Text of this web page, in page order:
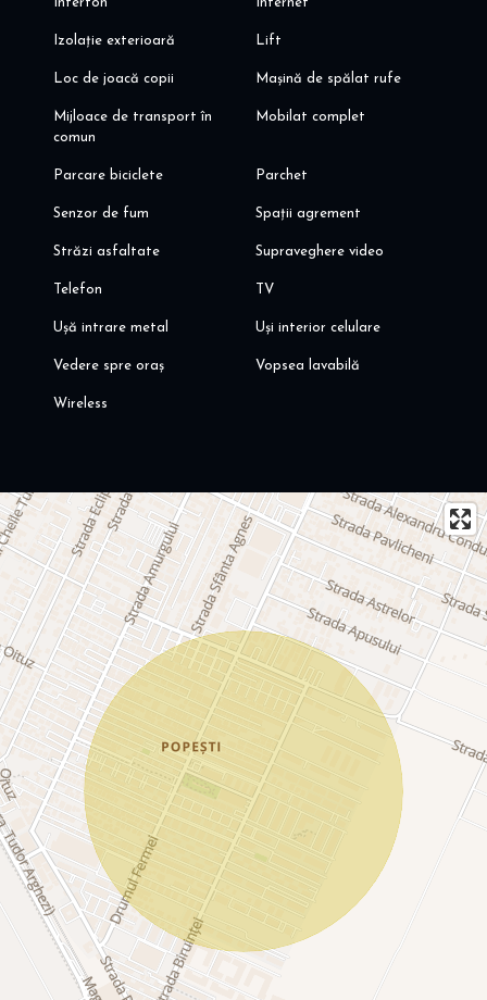
Izolație exterioară Lift
Loc de joacă copii Mașină de spălat rufe
Mijloace de transport în
comun
Mobilat complet
Parcare biciclete Parchet
Senzor de fum Spații agrement
Străzi asfaltate Supraveghere video
Telefon TV
Ușă intrare metal Uși interior celulare
Vedere spre oraș Vopsea lavabilă
Wireless